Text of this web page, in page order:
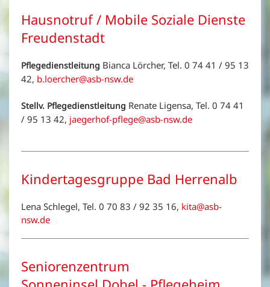
Hausnotruf / Mobile Soziale Dienste
Freudenstadt
Pflegedienstleitung Bianca Lörcher, Tel. 0 74 41 / 95 13
42, b.loercher@asb-nsw.de
Stellv. Pflegedienstleitung Renate Ligensa, Tel. 0 74 41
/ 95 13 42, jaegerhof-pflege@asb-nsw.de
Kindertagesgruppe Bad Herrenalb
Lena Schlegel, Tel. 0 70 83 / 92 35 16, kita@asb-
nsw.de
Seniorenzentrum